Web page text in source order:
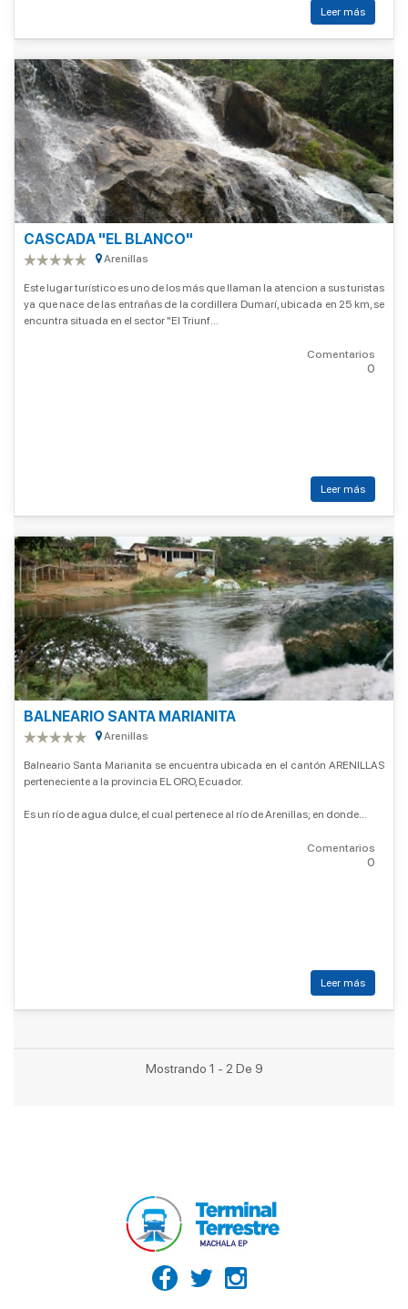
Leer más
CASCADA "EL BLANCO"
Arenillas
Este lugar turístico es uno de los más que llaman la atencion a sus turistas
ya que nace de las entrañas de la cordillera Dumarí, ubicada en 25 km, se
encuntra situada en el sector "El Triunf...
Comentarios
0
Leer más
BALNEARIO SANTA MARIANITA
Arenillas
Balneario Santa Marianita se encuentra ubicada en el cantón ARENILLAS
perteneciente a la provincia EL ORO, Ecuador.
Es un río de agua dulce, el cual pertenece al río de Arenillas; en donde...
Comentarios
0
Leer más
Mostrando 1 - 2 De 9